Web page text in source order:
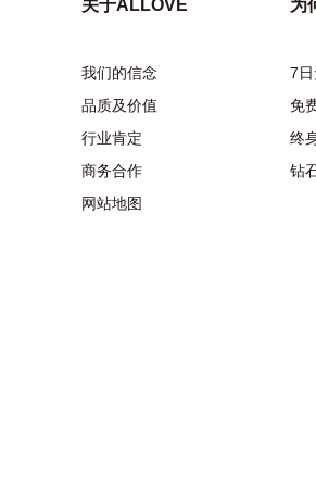
关于ALLOVE
我们的信念
品质及价值
行业肯定
商务合作
网站地图
为
7
免
终
钻